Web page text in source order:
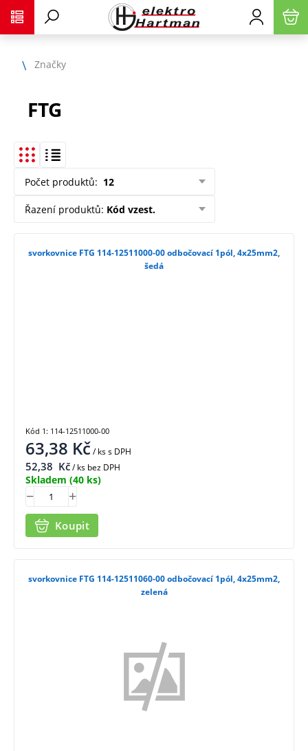
Značky
FTG
Počet produktů: 12
Řazení produktů: Kód vzest.
svorkovnice FTG 114-12511000-00 odbočovací 1pól, 4x25mm2,
šedá
63,38 Kč/ kss DPH
52,38 Kč/ ks bez DPH
Skladem (40 ks)
Koupit
Kód 1: 114-12511000-00
svorkovnice FTG 114-12511060-00 odbočovací 1pól, 4x25mm2,
zelená